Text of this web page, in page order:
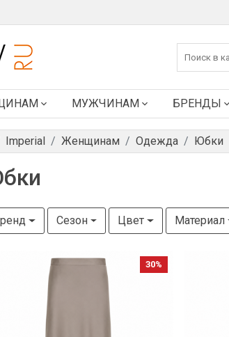
МУЖЧИНАМ БРЕНДЫ
Imperial Женщинам Одежда Юбки
Сезон Цвет Материал
30%